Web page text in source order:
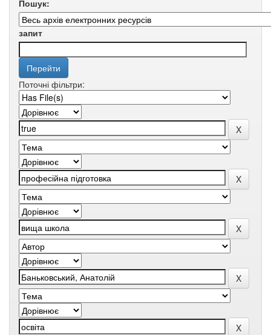
Пошук:
запит
Поточні фільтри: